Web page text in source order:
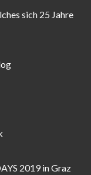
sich 25 Jahre
2019 in Graz